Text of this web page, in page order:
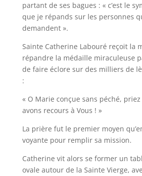
partant de ses bagues : « c’est le
que je répands sur les personnes
demandent ».
Sainte Catherine Labouré reçoit la
répandre la médaille miraculeuse
de faire éclore sur des milliers de
:
« O Marie conçue sans péché,
avons recours à Vous ! »
La prière fut le premier moyen
voyante pour remplir sa mission.
Catherine vit alors se former un
ovale autour de la Sainte Vierge,